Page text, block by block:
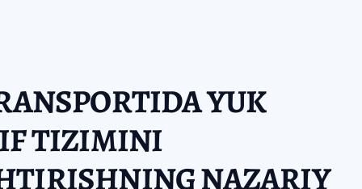
YUK
TIZIMINI
NAZARIY